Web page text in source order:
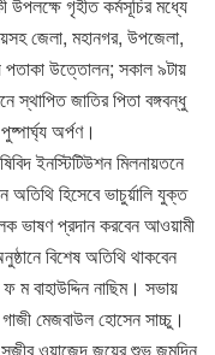
উপলক্ষে গৃহীত কর্মসূচির মধ্যে
জেলা, মহানগর, উপজেলা,
পতাকা উত্তোলন; সকাল ৯টায়
স্থাপিত জাতির পিতা বঙ্গবন্ধু
অর্পণ।
ইনস্টিটিউশন মিলনায়তনে
হিসেবে ভাচু‌র্য়ালি যুক্ত
ভাষণ প্রদান করবেন আওয়ামী
বিশেষ অতিথি থাকবেন
ম বাহাউদ্দিন নাছিম। সভায়
মেজবাউল হোসেন সাচ্চু।